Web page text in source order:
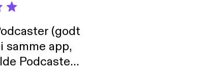
(godt
samme app,
Podcaster